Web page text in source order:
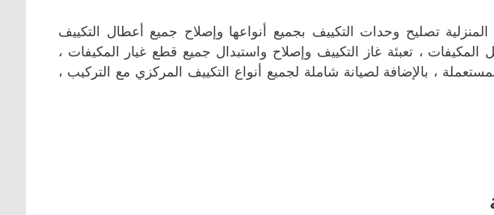
تصليح وحدات التكييف بجميع أنواعها وإصلاح جميع أعطال التكييف
، تعبئة غاز التكييف وإصلاح واستبدال جميع قطع غيار المكيفات ،
، بالإضافة لصيانة شاملة لجميع أنواع التكييف المركزي مع التركيب ،